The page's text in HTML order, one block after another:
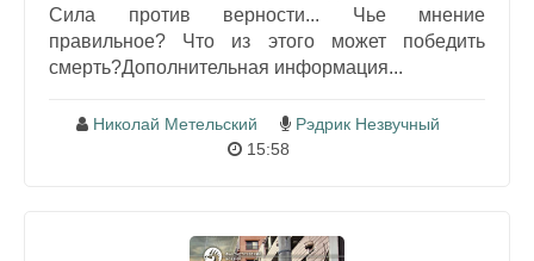
Сила против верности... Чье мнение
правильное? Что из этого может победить
смерть?Дополнительная информация...
Николай Метельский
Рэдрик Незвучный
15:58